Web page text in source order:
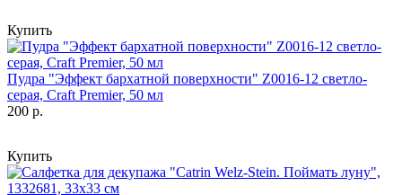
Купить
Пудра "Эффект бархатной поверхности" Z0016-12 светло-
серая, Craft Premier, 50 мл
200 р.
Купить